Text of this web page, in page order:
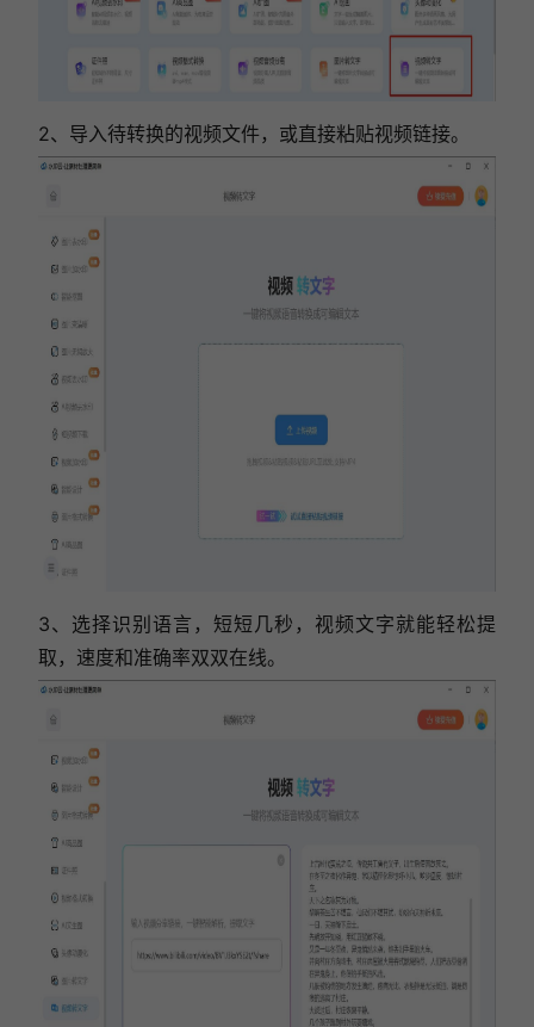
2、导入待转换的视频文件，或直接粘贴视频链接。
3、选择识别语言，短短几秒，视频文字就能轻松提
取，速度和准确率双双在线。